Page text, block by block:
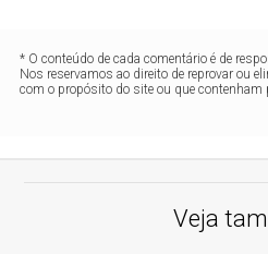
* O conteúdo de cada comentário é de
Nos reservamos ao direito de reprovar ou
com o propósito do site ou que contenham
Veja